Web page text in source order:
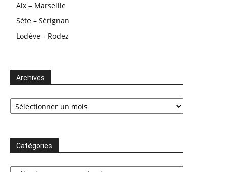
Aix – Marseille
Sète – Sérignan
Lodève – Rodez
Archives
Archives
Catégories
Catégories